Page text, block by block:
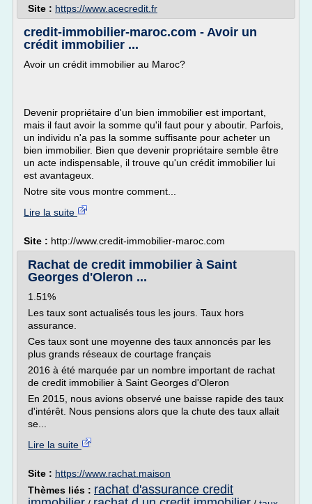
Site : https://www.acecredit.fr
credit-immobilier-maroc.com - Avoir un
crédit immobilier ...
Avoir un crédit immobilier au Maroc?
Devenir propriétaire d'un bien immobilier est important,
mais il faut avoir la somme qu'il faut pour y aboutir. Parfois,
un individu n'a pas la somme suffisante pour acheter un
bien immobilier. Bien que devenir propriétaire semble être
un acte indispensable, il trouve qu'un crédit immobilier lui
est avantageux.
Notre site vous montre comment...
Lire la suite
Site : http://www.credit-immobilier-maroc.com
Rachat de credit immobilier à Saint
Georges d'Oleron ...
1.51%
Les taux sont actualisés tous les jours. Taux hors
assurance.
Ces taux sont une moyenne des taux annoncés par les
plus grands réseaux de courtage français
2016 à été marquée par un nombre important de rachat
de credit immobilier à Saint Georges d'Oleron
En 2015, nous avions observé une baisse rapide des taux
d'intérêt. Nous pensions alors que la chute des taux allait
se...
Lire la suite
Site : https://www.rachat.maison
Thèmes liés : rachat d'assurance credit